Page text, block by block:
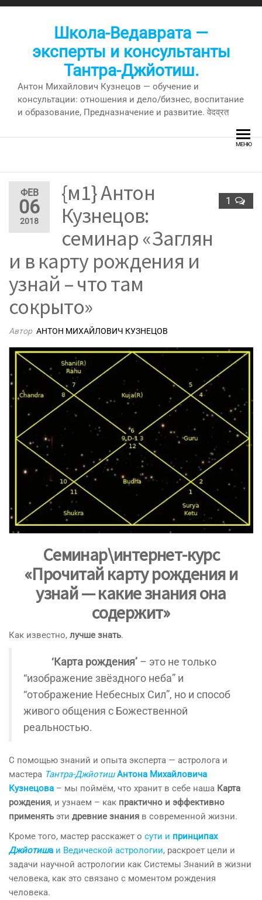
Перейти
Школа-Ведаврата —
эксперты и консультанты
Тантра-Джйотиш.
Антон Михайлович Кузнецов — обучение и
консультации: отношения и дело/бизнес, воспитание
и образование, Предназначение и развитие. वेदव्रत
МЕНЮ
ФЕВ
06
2018
1
{м1} Антон
Кузнецов:
семинар «Заглян
и в карту рождения и
узнай – что там
сокрыто»
Автор АНТОН МИХАЙЛОВИЧ КУЗНЕЦОВ
Семинар\интернет-курс
«Прочитай карту рождения и
узнай — какие знания она
содержит»
Как известно, лучше знать.
‘Карта рождения’ – это не только
“изображение звёздного неба” и
“отображение Небесных Сил”, но и способ
живого общения с Божественной
реальностью.
С помощью знаний и опыта эксперта — астролога и
мастера Тантра-Джйотиш Антона Михайловича
Кузнецова – мы поймём, что хранит в себе наша Карта
рождения, и узнаем – как практично и эффективно
применять эти древние знания в современной жизни.
Кроме того, мастер расскажет о сути и принципах
Джйотиша и Ведической астрологии, раскроет цели и
задачи научной астрологии как Системы Знаний в жизни
человека, как это связано с моментом рождения
человека.